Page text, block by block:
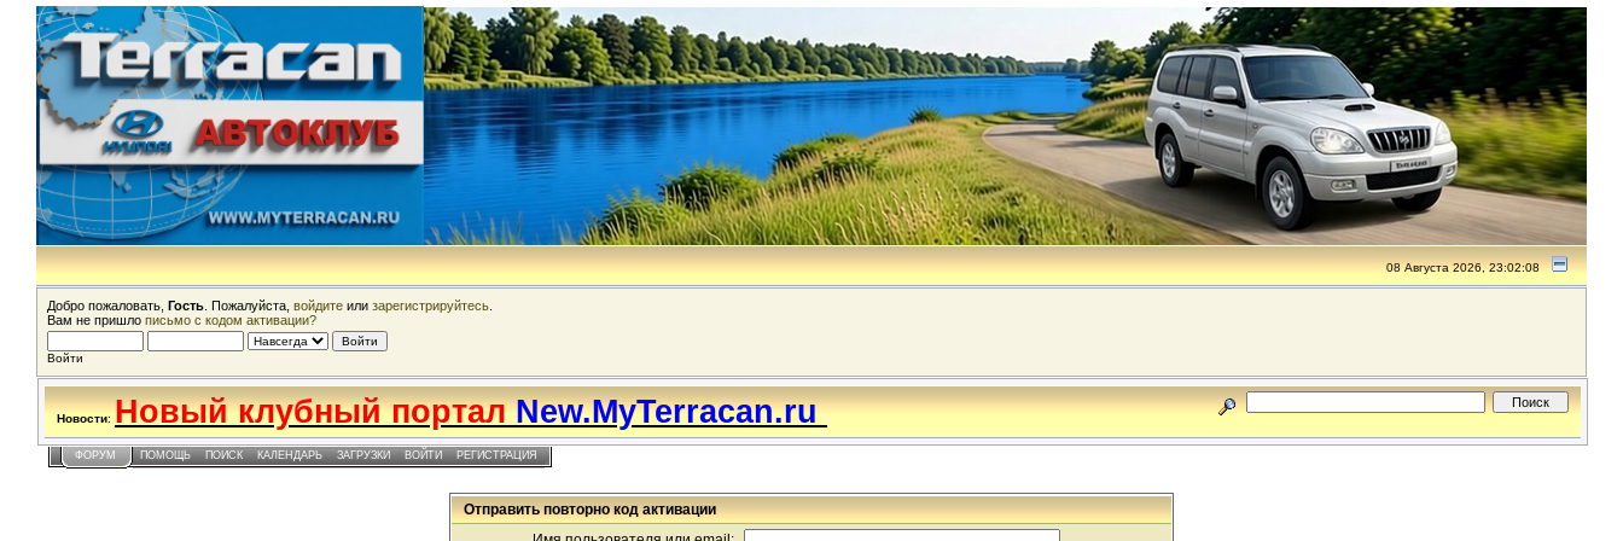
08 Августа 2026, 23:02:08
Добро пожаловать, Гость . Пожалуйста, войдите или зарегистрируйтесь
Вам не пришло письмо с кодом активации?
Войти
Новости: Новый клубный порталNew.MyTerracan.ru
ФОРУМ ПОМОЩЬ ПОИСК КАЛЕНДАРЬ ЗАГРУЗКИ ВОЙТИ РЕГИСТРАЦИЯ
Отправить повторно код активации